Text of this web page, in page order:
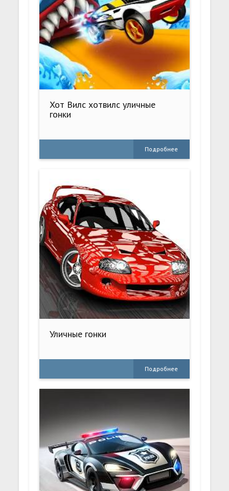
Хот Вилс хотвилс уличные
гонки
Подробнее
Уличные гонки
Подробнее